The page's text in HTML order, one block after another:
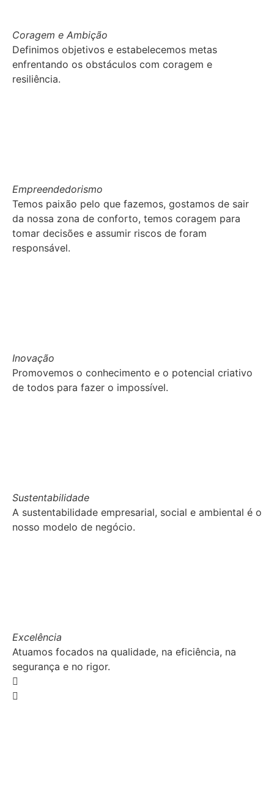
Coragem e Ambição
Definimos objetivos e estabelecemos metas
enfrentando os obstáculos com coragem e
resiliência.
Empreendedorismo
Temos paixão pelo que fazemos, gostamos de sair
da nossa zona de conforto, temos coragem para
tomar decisões e assumir riscos de foram
responsável.
Inovação
Promovemos o conhecimento e o potencial criativo
de todos para fazer o impossível.
Sustentabilidade
A sustentabilidade empresarial, social e ambiental é o
nosso modelo de negócio.
Excelência
Atuamos focados na qualidade, na eficiência, na
segurança e no rigor.